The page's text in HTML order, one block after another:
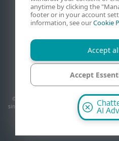
Kontakt
Sicherheitslücke melden
© 1992-2026 ESET, spol. s r.o. - Alle
sind Warenzeichen oder eingetragene
erwähnte Firmennamen oder Produkte
AI
anytime by clicking the
footer or in your account
information, see ourCookie
Accept
Accept